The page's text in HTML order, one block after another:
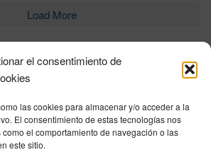
el consentimiento de
las cookies para almacenar y/o acceder a la
El consentimiento de estas tecnologías nos
el comportamiento de navegación o las
este sitio.
Load More
|Cookies Policy|DNSH|Home